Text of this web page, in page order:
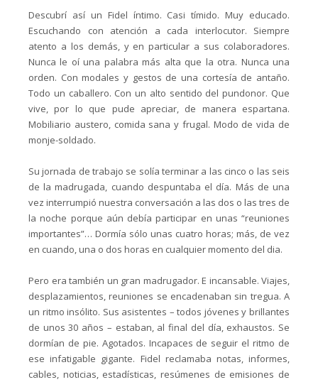
Descubrí así un Fidel íntimo. Casi tímido. Muy educado.
Escuchando con atención a cada interlocutor. Siempre
atento a los demás, y en particular a sus colaboradores.
Nunca le oí una palabra más alta que la otra. Nunca una
orden. Con modales y gestos de una cortesía de antaño.
Todo un caballero. Con un alto sentido del pundonor. Que
vive, por lo que pude apreciar, de manera espartana.
Mobiliario austero, comida sana y frugal. Modo de vida de
monje-soldado.
Su jornada de trabajo se solía terminar a las cinco o las seis
de la madrugada, cuando despuntaba el día. Más de una
vez interrumpió nuestra conversación a las dos o las tres de
la noche porque aún debía participar en unas “reuniones
importantes”… Dormía sólo unas cuatro horas; más, de vez
en cuando, una o dos horas en cualquier momento del dia.
Pero era también un gran madrugador. E incansable. Viajes,
desplazamientos, reuniones se encadenaban sin tregua. A
un ritmo insólito. Sus asistentes – todos jóvenes y brillantes
de unos 30 años – estaban, al final del día, exhaustos. Se
dormían de pie. Agotados. Incapaces de seguir el ritmo de
ese infatigable gigante. Fidel reclamaba notas, informes,
cables, noticias, estadísticas, resúmenes de emisiones de